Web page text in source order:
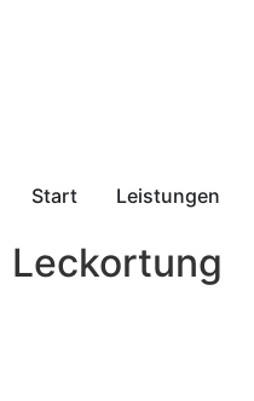
Start Leistungen
Leckortung